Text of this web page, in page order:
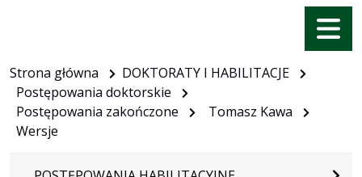
Menu
Strona główna
DOKTORATY I HABILITACJE
Postępowania doktorskie
Postępowania zakończone
Tomasz Kawa
Wersje